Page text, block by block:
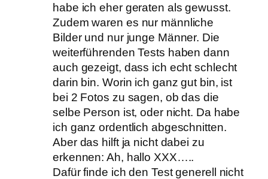
habe ich eher geraten als gewusst.
Zudem waren es nur männliche
Bilder und nur junge Männer. Die
weiterführenden Tests haben dann
auch gezeigt, dass ich echt schlecht
darin bin. Worin ich ganz gut bin, ist
bei 2 Fotos zu sagen, ob das die
selbe Person ist, oder nicht. Da habe
ich ganz ordentlich abgeschnitten.
Aber das hilft ja nicht dabei zu
erkennen: Ah, hallo XXX…..
Dafür finde ich den Test generell nicht